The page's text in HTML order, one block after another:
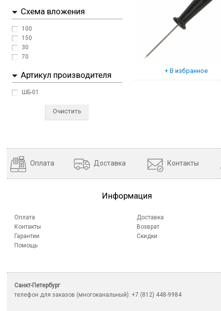
Схема вложения
100
150
30
70
Артикул производителя
ШБ-01
Очистить
Оплата Доставка Контакты
Информация
Оплата
Контакты
Гарантии
Помощь
Доставка
Возврат
Скидки
Санкт-Петербург
телефон для заказов (многоканальный): +7 (812) 448-9984